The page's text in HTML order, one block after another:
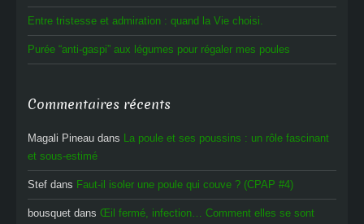
Entre tristesse et admiration : quand la Vie choisi.
Purée “anti-gaspi” aux légumes pour régaler mes poules
Commentaires récents
Magali Pineau dans La poule et ses poussins : un rôle fascinant
et sous-estimé
Stef dans Faut-il isoler une poule qui couve ? (CPAP #4)
bousquet dans Œil fermé, infection… Comment elles se sont